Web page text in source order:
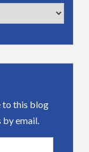
to this blog
email.